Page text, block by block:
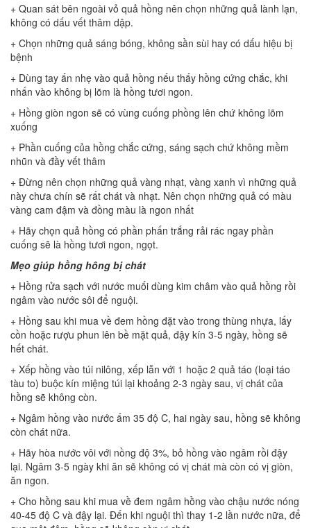
+ Quan sát bên ngoài vỏ quả hồng nên chọn những quả lành lạn,
không có dấu vết thâm dập.
+ Chọn những quả sáng bóng, không sần sùi hay có dấu hiệu bị
bệnh
+ Dùng tay ấn nhẹ vào quả hồng nếu thấy hồng cứng chắc, khi
nhấn vào không bị lõm là hồng tươi ngon.
+ Hồng giòn ngon sẽ có vùng cuống phồng lên chứ không lõm
xuống
+ Phần cuống của hồng chắc cứng, sáng sạch chứ không mềm
nhũn và đầy vết thâm
+ Đừng nên chọn những quả vàng nhạt, vàng xanh vì những quả
này chưa chín sẽ rất chát và nhạt. Nên chọn những quả có màu
vàng cam đậm và đồng màu là ngon nhất
+ Hãy chọn quả hồng có phần phấn trắng rải rác ngay phần
cuống sẽ là hồng tươi ngon, ngọt.
Mẹo giúp hồng hông bị chát
+ Hồng rửa sạch với nước muối dùng kim châm vào quả hồng rồi
ngâm vào nước sôi để nguội.
+ Hồng sau khi mua về đem hồng đặt vào trong thùng nhựa, lấy
cồn hoặc rượu phun lên bề mặt quả, đậy kín 3-5 ngày, hồng sẽ
hết chát.
+ Xếp hồng vào túi nilông, xếp lẫn với 1 hoặc 2 quả táo (loại táo
tàu to) buộc kín miệng túi lại khoảng 2-3 ngày sau, vị chát của
hồng sẽ không còn.
+ Ngâm hồng vào nước ấm 35 độ C, hai ngày sau, hồng sẽ không
còn chát nữa.
+ Hãy hòa nước vôi với nồng độ 3%, bỏ hồng vào ngâm rồi đậy
lại. Ngâm 3-5 ngày khi ăn sẽ không có vị chát mà còn có vị giòn,
ăn ngon.
+ Cho hồng sau khi mua về đem ngâm hồng vào chậu nước nóng
40-45 độ C và đậy lại. Đến khi nguội thì thay 1-2 lần nước nữa, để